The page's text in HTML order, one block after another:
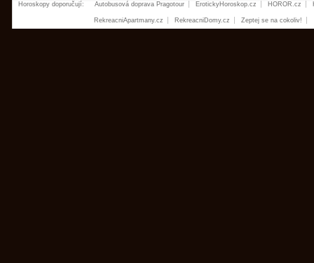
Horoskopy doporučují: Autobusová doprava Pragotour ErotickyHoroskop.cz HOROR.cz
RekreacniApartmany.cz RekreacniDomy.cz Zeptej se na cokoliv!